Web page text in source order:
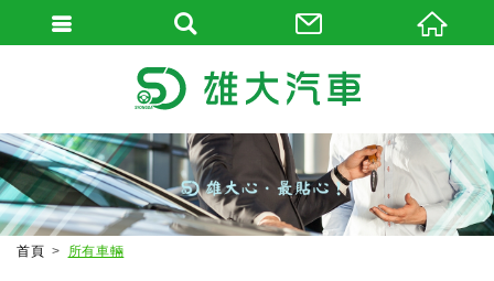
首頁 所有車輛